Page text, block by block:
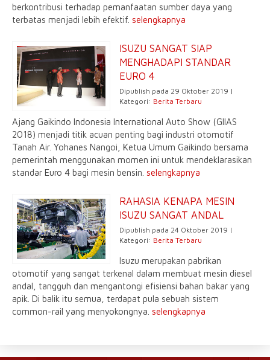
berkontribusi terhadap pemanfaatan sumber daya yang
terbatas menjadi lebih efektif. selengkapnya
ISUZU SANGAT SIAP
MENGHADAPI STANDAR
EURO 4
Dipublish pada 29 Oktober 2019 |
Kategori: Berita Terbaru
Ajang Gaikindo Indonesia International Auto Show (GIIAS
2018) menjadi titik acuan penting bagi industri otomotif
Tanah Air. Yohanes Nangoi, Ketua Umum Gaikindo bersama
pemerintah menggunakan momen ini untuk mendeklarasikan
standar Euro 4 bagi mesin bensin. selengkapnya
RAHASIA KENAPA MESIN
ISUZU SANGAT ANDAL
Dipublish pada 24 Oktober 2019 |
Kategori: Berita Terbaru
Isuzu merupakan pabrikan
otomotif yang sangat terkenal dalam membuat mesin diesel
andal, tangguh dan mengantongi efisiensi bahan bakar yang
apik. Di balik itu semua, terdapat pula sebuah sistem
common-rail yang menyokongnya. selengkapnya